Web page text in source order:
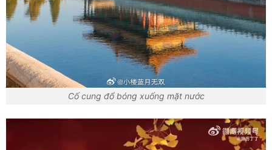
Cố cung đổ bóng xuống mặt nước